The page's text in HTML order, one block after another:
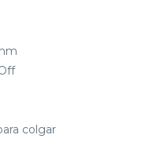
colgar